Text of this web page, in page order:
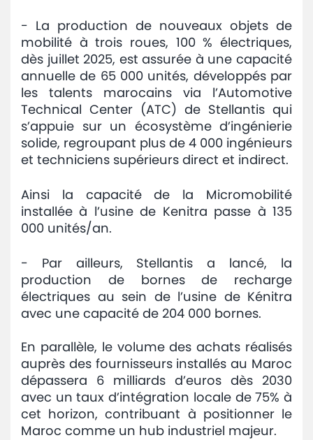
- La production de nouveaux objets de
mobilité à trois roues, 100 % électriques,
dès juillet 2025, est assurée à une capacité
annuelle de 65 000 unités, développés par
les talents marocains via l’Automotive
Technical Center (ATC) de Stellantis qui
s’appuie sur un écosystème d’ingénierie
solide, regroupant plus de 4 000 ingénieurs
et techniciens supérieurs direct et indirect.
Ainsi la capacité de la Micromobilité
installée à l’usine de Kenitra passe à 135
000 unités/an.
- Par ailleurs, Stellantis a lancé, la
production de bornes de recharge
électriques au sein de l’usine de Kénitra
avec une capacité de 204 000 bornes.
En parallèle, le volume des achats réalisés
auprès des fournisseurs installés au Maroc
dépassera 6 milliards d’euros dès 2030
avec un taux d’intégration locale de 75% à
cet horizon, contribuant à positionner le
Maroc comme un hub industriel majeur.